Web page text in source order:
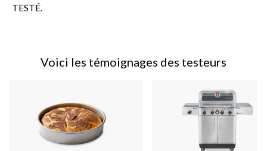
TESTÉ.
Voici les témoignages des testeurs